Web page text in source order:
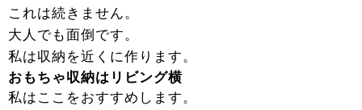
これは続きません。
大人でも面倒です。
私は収納を近くに作ります。
おもちゃ収納はリビング横
私はここをおすすめします。